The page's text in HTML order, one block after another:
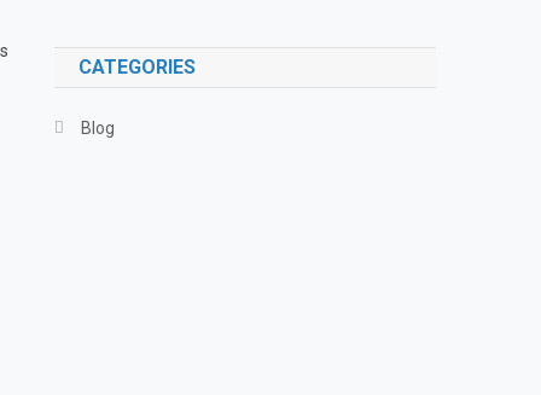
CATEGORIES
Blog